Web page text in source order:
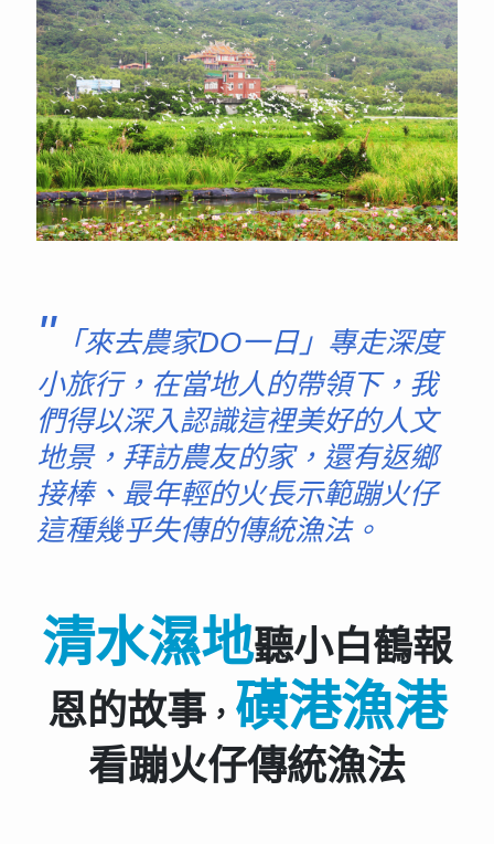
" 「來去農家DO一日」專走深度
小旅行，在當地人的帶領下，我
們得以深入認識這裡美好的人文
地景，拜訪農友的家，還有返鄉
接棒、最年輕的火長示範蹦火仔
這種幾乎失傳的傳統漁法。
清水濕地聽小白鶴報
恩的故事 ， 磺港漁港
看蹦火仔傳統漁法